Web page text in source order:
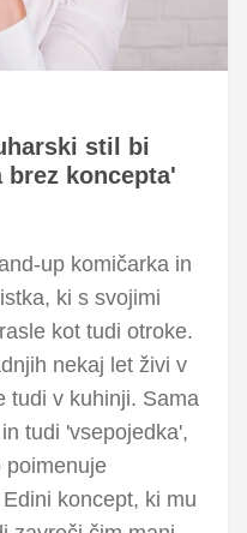
stil bi
koncepta'
up komičarka in
ki s svojimi
kot tudi otroke.
nekaj let živi v
tudi v kuhinji. Sama
tudi 'vsepojedka',
poimenuje
koncept, ki mu